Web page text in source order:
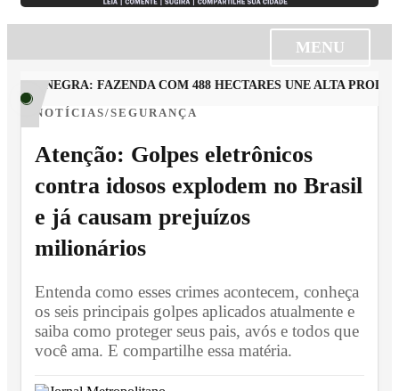
MENU
NEGRA: FAZENDA COM 488 HECTARES UNE ALTA
NOTÍCIAS/SEGURANÇA
Atenção: Golpes eletrônicos
contra idosos explodem no Brasil
e já causam prejuízos
milionários
Entenda como esses crimes acontecem, conheça
os seis principais golpes aplicados atualmente e
saiba como proteger seus pais, avós e todos que
você ama. E compartilhe essa matéria.